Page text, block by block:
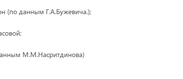
(по данным Г.А.Бужевича.);
М.М.Насритдинова)